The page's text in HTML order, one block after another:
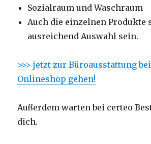
Sozialraum und Waschraum
Auch die einzelnen Produkte
ausreichend Auswahl sein.
>>> jetzt zur Büroausstattung
Onlineshop gehen!
Außerdem warten bei certeo
dich.